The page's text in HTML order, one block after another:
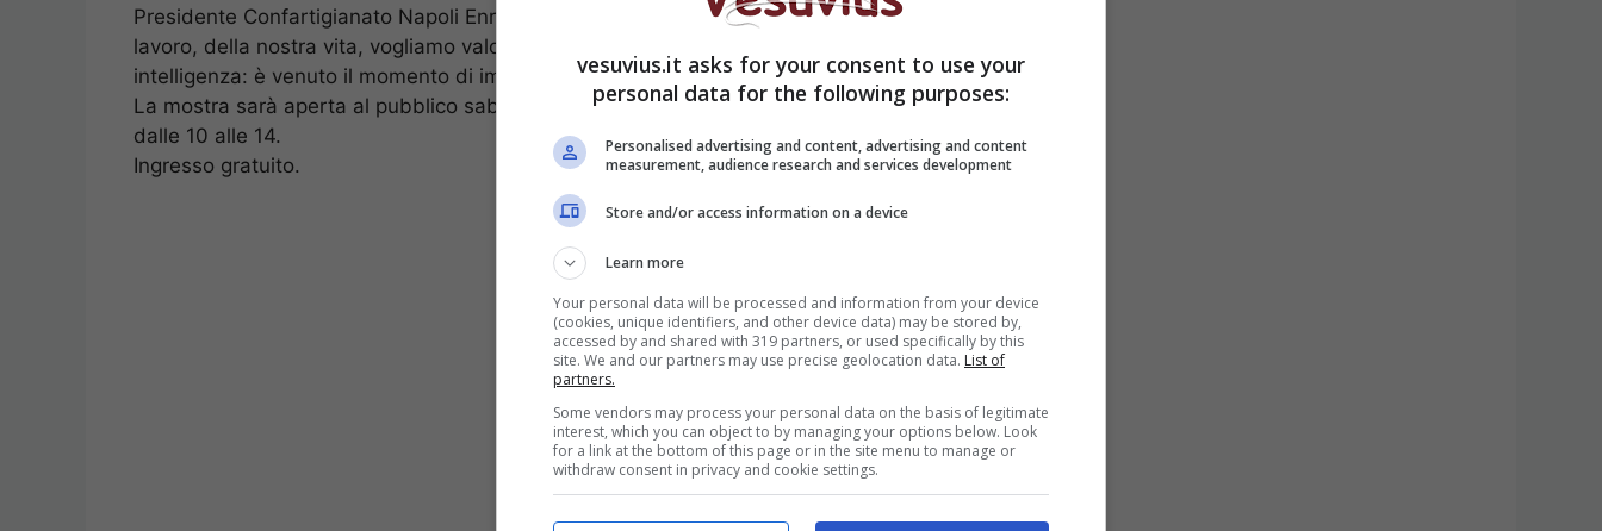
Presidente Confartigianato Napoli Enrico Inferrera – della nostra economia, del nostro
lavoro, della nostra vita, vogliamo valorizzare il loro impegno la loro creatività, la loro
intelligenza: è venuto il momento di imparare da loro”.
La mostra sarà aperta al pubblico sabato 1 febbraio dalle 10 alle 19 e domenica 2 febbraio
dalle 10 alle 14.
Ingresso gratuito.
vesuvius.it asks for your consent to use your
personal data for the following purposes:
Personalised advertising and content, advertising and content
measurement, audience research and services development
Store and/or access information on a device
Learn more
Your personal data will be processed and information from your device
(cookies, unique identifiers, and other device data) may be stored by,
accessed by and shared with 319 partners, or used specifically by this
site. We and our partners may use precise geolocation data. List of
partners.
Some vendors may process your personal data on the basis of legitimate
interest, which you can object to by managing your options below. Look
for a link at the bottom of this page or in the site menu to manage or
withdraw consent in privacy and cookie settings.